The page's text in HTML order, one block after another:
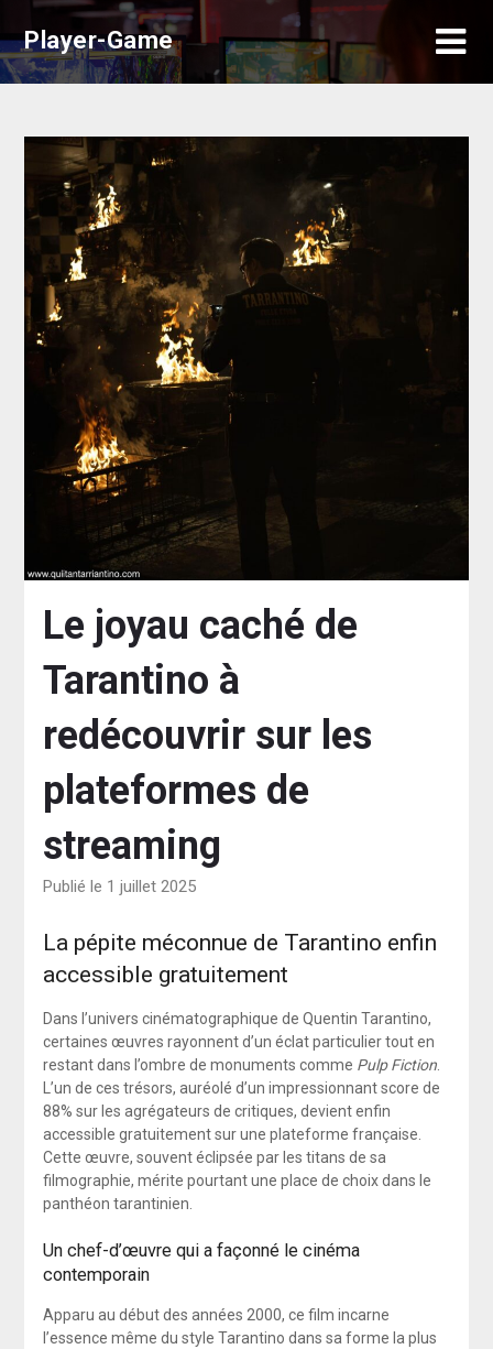
to
content
Player-Game
Le joyau caché de
Tarantino à
redécouvrir sur les
plateformes de
streaming
Publié le 1 juillet 2025
La pépite méconnue de Tarantino enfin
accessible gratuitement
Dans l’univers cinématographique de Quentin Tarantino,
certaines œuvres rayonnent d’un éclat particulier tout en
restant dans l’ombre de monuments comme Pulp Fiction.
L’un de ces trésors, auréolé d’un impressionnant score de
88% sur les agrégateurs de critiques, devient enfin
accessible gratuitement sur une plateforme française.
Cette œuvre, souvent éclipsée par les titans de sa
filmographie, mérite pourtant une place de choix dans le
panthéon tarantinien.
Un chef-d’œuvre qui a façonné le cinéma
contemporain
Apparu au début des années 2000, ce film incarne
l’essence même du style Tarantino dans sa forme la plus